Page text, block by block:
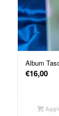
Album
€16,00